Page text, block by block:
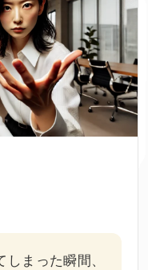
しまった瞬間、